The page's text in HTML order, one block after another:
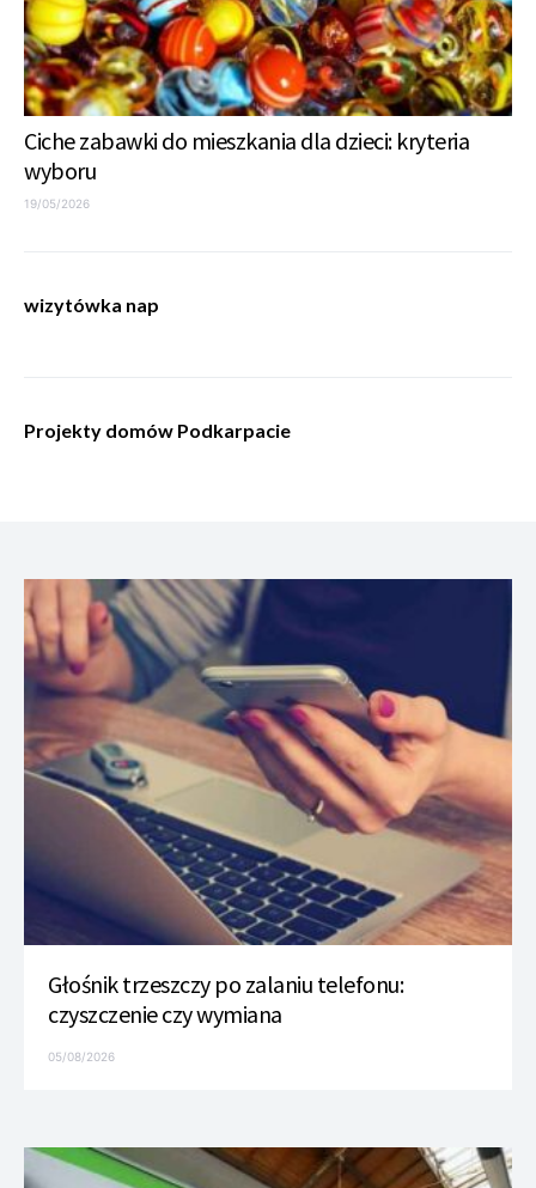
Ciche zabawki do mieszkania dla dzieci: kryteria
wyboru
19/05/2026
wizytówka nap
Projekty domów Podkarpacie
Głośnik trzeszczy po zalaniu telefonu:
czyszczenie czy wymiana
05/08/2026